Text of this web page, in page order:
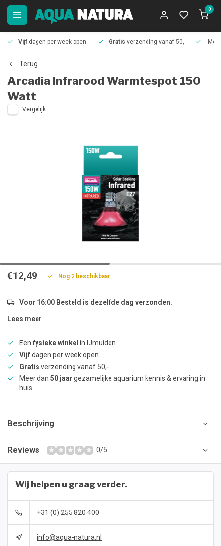
0
Vijf dagen per week open. Gratis verzending vanaf 50,-
Terug
Arcadia Infrarood Warmtespot 150
Watt
Vergelijk
€12,49 Nog 2 beschikbaar
Voor 16:00 Besteld is dezelfde dag verzonden.
Lees meer
Een fysieke winkel in IJmuiden
Vijfdagen per week open.
Gratis verzending vanaf 50,-
Meer dan 50 jaar gezamelijke aquarium kennis & ervaring in
huis
Beschrijving
Reviews 0/5
Wij helpen u graag verder.
+31 (0) 255 820 400
info@aqua-natura.nl